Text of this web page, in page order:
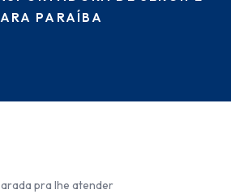
PARAÍBA
pra lhe atender